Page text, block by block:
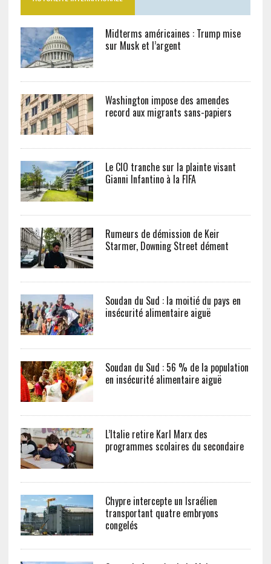
Midterms américaines : Trump mise
sur Musk et l’argent
Washington impose des amendes
record aux migrants sans-papiers
Le CIO tranche sur la plainte visant
Gianni Infantino à la FIFA
Rumeurs de démission de Keir
Starmer, Downing Street dément
Soudan du Sud : la moitié du pays en
insécurité alimentaire aiguë
Soudan du Sud : 56 % de la population
en insécurité alimentaire aiguë
L’Italie retire Karl Marx des
programmes scolaires du secondaire
Chypre intercepte un Israélien
transportant quatre embryons
congelés